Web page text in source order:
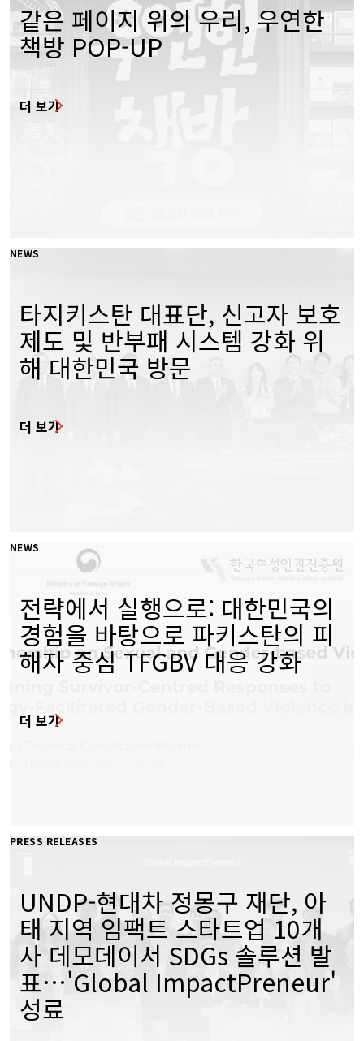
같은 페이지 위의 우리, 우연한
책방 POP-UP
더 보기
NEWS
타지키스탄 대표단, 신고자 보호
제도 및 반부패 시스템 강화 위
해 대한민국 방문
더 보기
NEWS
전략에서 실행으로: 대한민국의
경험을 바탕으로 파키스탄의 피
해자 중심 TFGBV 대응 강화
더 보기
PRESS RELEASES
UNDP-현대차 정몽구 재단, 아
태 지역 임팩트 스타트업 10개
사 데모데이서 SDGs 솔루션 발
표…'Global ImpactPreneur'
성료